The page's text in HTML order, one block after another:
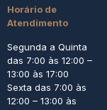
Horário de
Atendimento
Segunda a Quinta
das 7:00 às 12:00 –
13:00 às 17:00
Sexta das 7:00 às
12:00 – 13:00 às